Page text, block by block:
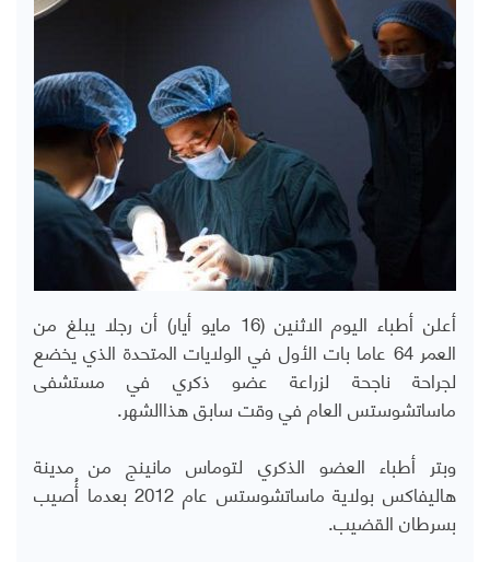
أعلن أطباء اليوم الاثنين (16 مايو أيار) أن رجلا يبلغ من
العمر 64 عاما بات الأول في الولايات المتحدة الذي يخضع
لجراحة ناجحة لزراعة عضو ذكري في مستشفى
ماساتشوستس العام في وقت سابق هذاالشهر.
وبتر أطباء العضو الذكري لتوماس مانينج من مدينة
هاليفاكس بولاية ماساتشوستس عام 2012 بعدما أُصيب
بسرطان القضيب.